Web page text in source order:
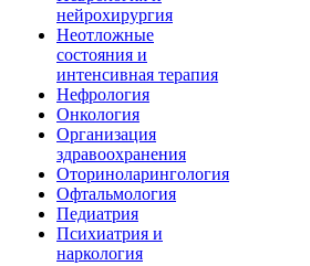
нейрохирургия
Неотложные
состояния и
интенсивная терапия
Нефрология
Онкология
Организация
здравоохранения
Оториноларингология
Офтальмология
Педиатрия
Психиатрия и
наркология